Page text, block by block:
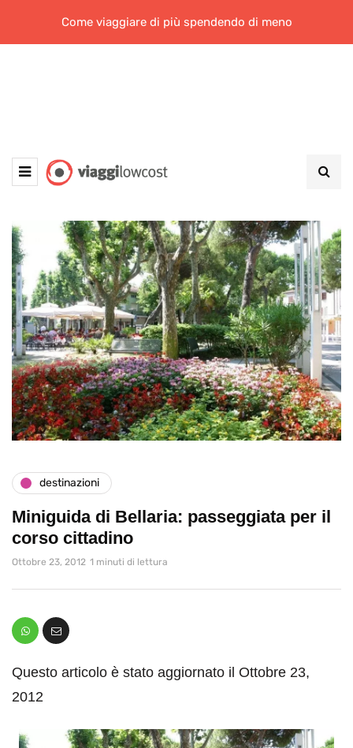
Come viaggiare di più spendendo di meno
destinazioni
Miniguida di Bellaria: passeggiata per il
corso cittadino
Ottobre 23, 2012 1 minuti di lettura
Questo articolo è stato aggiornato il Ottobre 23,
2012